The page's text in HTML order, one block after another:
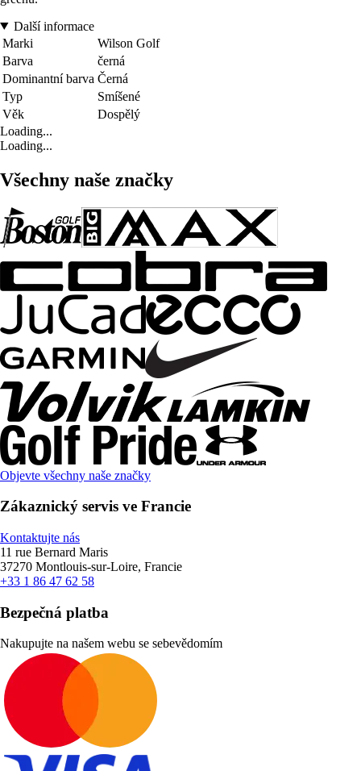
Další informace
Marki
Wilson Golf
Barva
černá
Dominantní barva Černá
Typ
Smíšené
Věk
Dospělý
Loading...
Loading...
Všechny naše značky
Objevte všechny naše značky
Zákaznický servis ve Francie
Kontaktujte nás
11 rue Bernard Maris
37270 Montlouis-sur-Loire, Francie
+33 1 86 47 62 58
Bezpečná platba
Nakupujte na našem webu se sebevědomím